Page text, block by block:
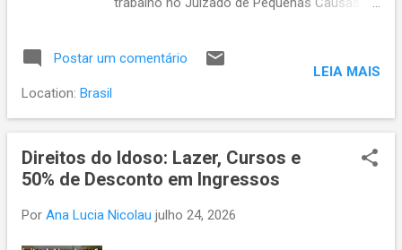
"Juizado de Pequenas Causas" é, na
pela Lei nº 9.099/95, que substituiu a Lei nº
7.244/84, responsável pela criação e
funcionamento do antigo Juizado Especial
trouxe diretrizes atualizadas sobre o
Postar um comentário
Location: Brasil
LEIA MAIS
Direitos do Idoso: Lazer, Cursos e
50% de Desconto em Ingressos
Por Ana Lucia Nicolau julho 24, 2026